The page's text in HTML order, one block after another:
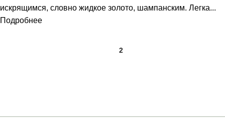
искрящимся, словно жидкое золото, шампанским. Легка...
Подробнее
2